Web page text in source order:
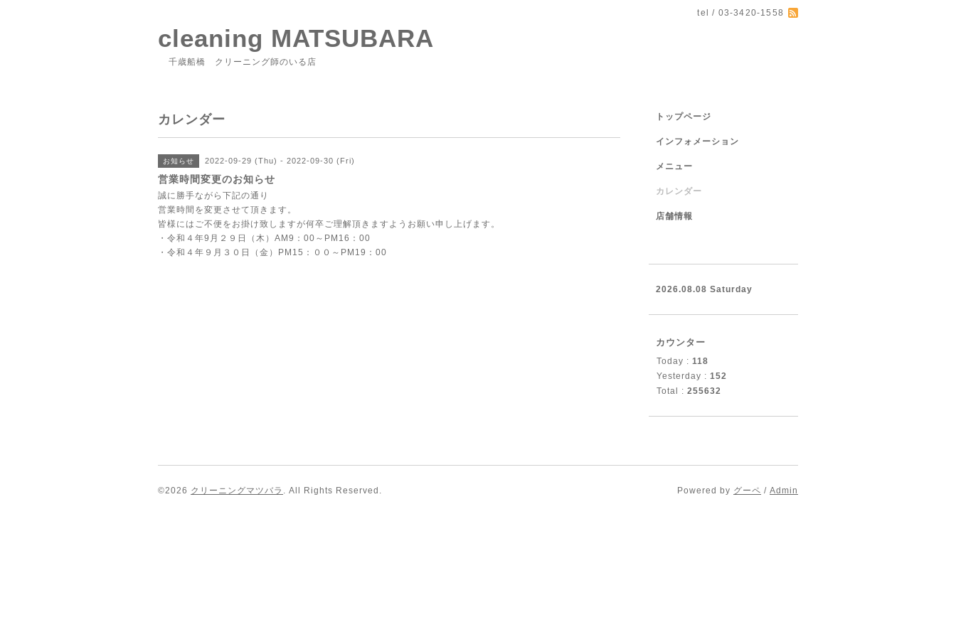
tel / 03-3420-1558
cleaning MATSUBARA
千歳船橋 クリーニング師のいる店
カレンダー
お知らせ 2022-09-29 (Thu) - 2022-09-30 (Fri)
営業時間変更のお知らせ
誠に勝手ながら下記の通り
営業時間を変更させて頂きます。
皆様にはご不便をお掛け致しますが何卒ご理解頂きますようお願い申し上げます。
・令和４年9月２９日（木）AM9：00～PM16：00
・令和４年９月３０日（金）PM15：００～PM19：00
トップページ
インフォメーション
メニュー
カレンダー
店舗情報
2026.08.08 Saturday
カウンター
Today : 118
Yesterday : 152
Total : 255632
©2026 クリーニングマツバラ . All Rights Reserved. Powered by グーペ / Admin